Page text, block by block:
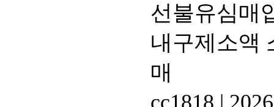
선불유심매
내구제소액
매
cc1818 |